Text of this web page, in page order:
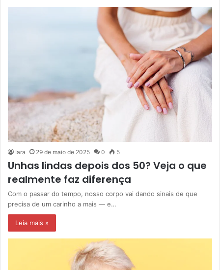
Iara 29 de maio de 2025 0 5
Unhas lindas depois dos 50? Veja o que
realmente faz diferença
Com o passar do tempo, nosso corpo vai dando sinais de que
precisa de um carinho a mais — e…
Leia mais »